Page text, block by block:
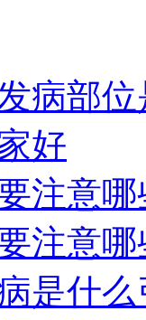
病部
好
注意哪
注意哪
是什